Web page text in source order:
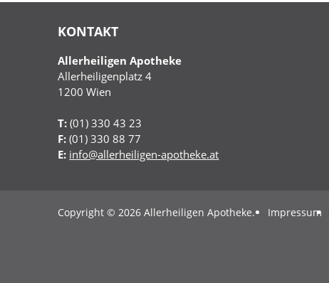
KONTAKT
Allerheiligen Apotheke
Allerheiligenplatz 4
1200 Wien
T: (01) 330 43 23
F: (01) 330 88 77
E: info@allerheiligen-apotheke.at
Copyright © 2026 Allerheiligen Apotheke. Impressum